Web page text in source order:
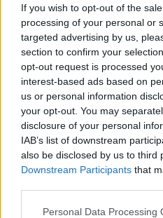
If you wish to opt-out of the
processing of your personal or
targeted advertising by us,
section to confirm your
opt-out request is processed
interest-based ads based on
us or personal information
your opt-out. You may
disclosure of your personal
IAB’s list of downstream
also be disclosed by us to third
Downstream Participants that
Please note that this website/
Personal Data Processing
Στρουμφάκια
Ο Kartner έγραψε
τραγούδια κατά τη
καριέρας του, μεταξύ
δημοφιλή σειρά
Moomin